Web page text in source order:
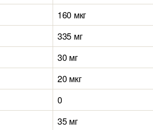
160 мкг
335 мг
30 мг
20 мкг
0
35 мг